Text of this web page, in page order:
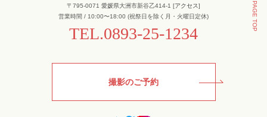
〒795-0071 愛媛県大洲市新谷乙414-1 [アクセス]
営業時間 / 10:00〜18:00 (祝祭日を除く月・火曜日定休)
TEL.0893-25-1234
撮影のご予約
PAGE TOP